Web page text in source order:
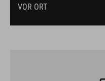
VOR ORT